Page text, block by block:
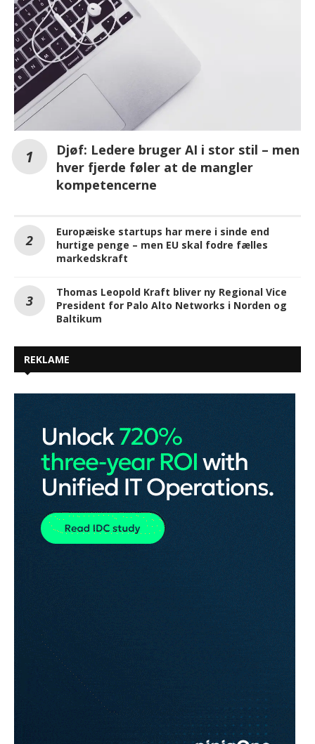
Djøf: Ledere bruger AI i stor stil – men
hver fjerde føler at de mangler
kompetencerne
Europæiske startups har mere i sinde end
hurtige penge – men EU skal fodre fælles
markedskraft
Thomas Leopold Kraft bliver ny Regional Vice
President for Palo Alto Networks i Norden og
Baltikum
REKLAME